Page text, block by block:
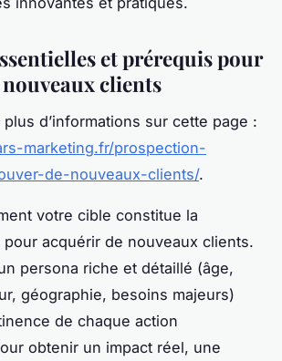
et prérequis pour
clients
d’informations sur cette page :
marketing.fr/prospection-
de-nouveaux-clients/.
votre cible constitue la
pour acquérir de nouveaux clients.
persona riche et détaillé (âge,
géographie, besoins majeurs)
de chaque action
obtenir un impact réel, une